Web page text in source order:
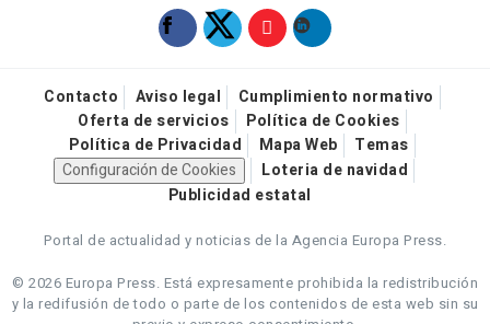
Contacto Aviso legal
Cumplimiento normativo
Oferta de servicios
Política de Cookies
Política de Privacidad
Mapa Web
Temas
Configuración de Cookies
Loteria de navidad
Publicidad estatal
Portal de actualidad y noticias de la Agencia Europa Press.
© 2026 Europa Press. Está expresamente prohibida la redistribución
y la redifusión de todo o parte de los contenidos de esta web sin su